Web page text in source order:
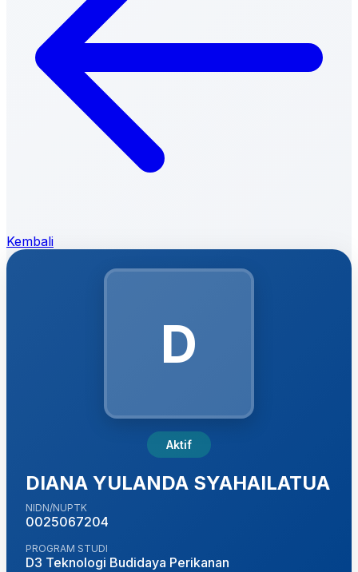
Kembali
D
Aktif
DIANA YULANDA SYAHAILATUA
NIDN/NUPTK
0025067204
PROGRAM STUDI
D3 Teknologi Budidaya Perikanan